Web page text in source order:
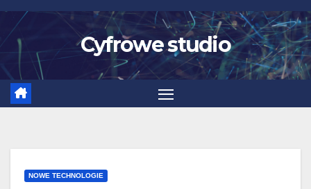
Skip
content
Cyfrowe studio
NOWE TECHNOLOGIE